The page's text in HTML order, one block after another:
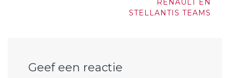
RENAULT EN
STELLANTIS TEAMS
Geef een reactie